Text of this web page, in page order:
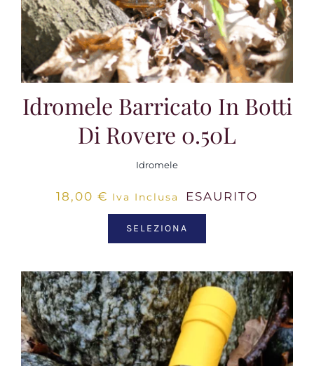
Idromele Barricato In Botti
Di Rovere 0.50L
Idromele
18,00 € Iva Inclusa ESAURITO
SELEZIONA